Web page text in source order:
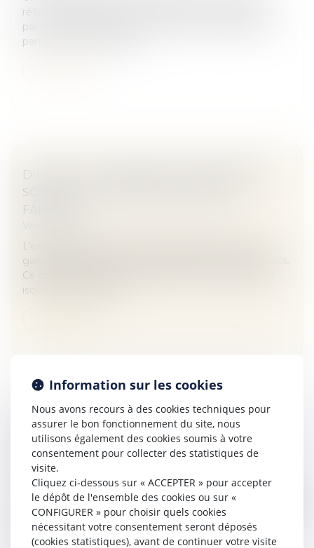
réforme d'ampleur de la médecine du travail prévue
par la loi 2016-1088 du 8 août 2016 (loi Travail). Sont
particulièrement à signa...
DIVORCE : LES PENSIONS ALIMENTAIRES
SONT MIEUX GARANTIES | DOSSIER
FAMILIAL
L’expérimentation dans vingt départements de la
garantie contre les impayés a donné de bons résultats.
Ce dispositif apporte une aide concrète aux parents
isolés en situation de...
ENTREPRISES : CE QUE LE DROIT À LA
DÉCONNEXION VA CHANGER, SOCIAL - LES
ECHOS
Veille juridique
La loi travail oblige à partir du 1 er janvier les
employeurs à réguler l’usage des mails. La CGPME
regrette la « judiciarisation croissante » des relations
sociales. Le droi...
Information sur les cookies
Nous avons recours à des cookies techniques pour
assurer le bon fonctionnement du site, nous
utilisons également des cookies soumis à votre
consentement pour collecter des statistiques de
visite.
Cliquez ci-dessous sur « ACCEPTER » pour accepter
le dépôt de l'ensemble des cookies ou sur «
CONFIGURER » pour choisir quels cookies
nécessitant votre consentement seront déposés
(cookies statistiques), avant de continuer votre visite